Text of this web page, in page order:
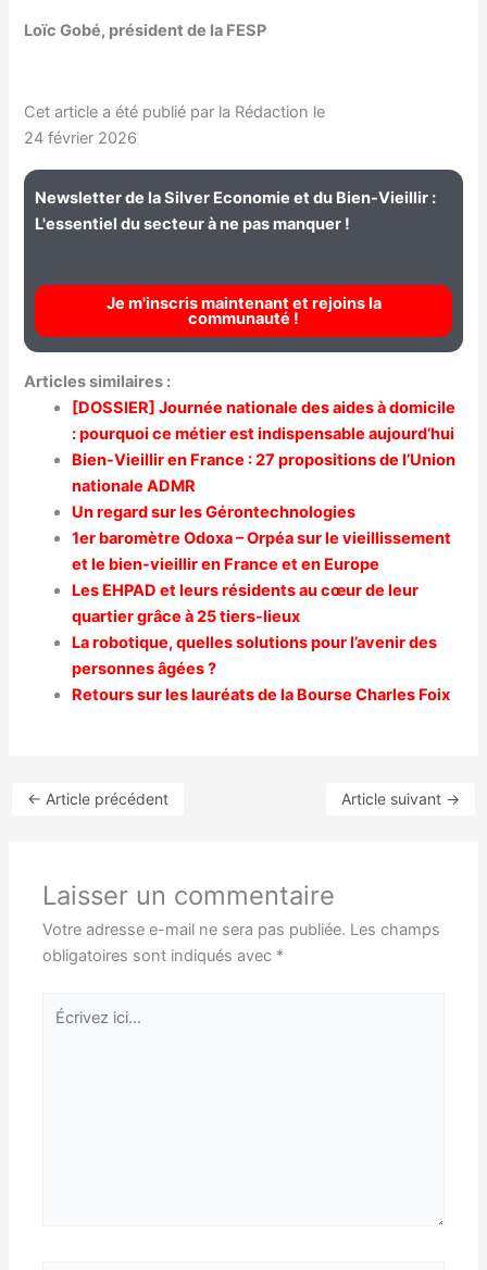
Loïc Gobé, président de la FESP
Cet article a été publié par la Rédaction le
24 février 2026
Newsletter de la Silver Economie et du Bien-Vieillir :
L'essentiel du secteur à ne pas manquer !
Je m'inscris maintenant et rejoins la
communauté !
Articles similaires :
[DOSSIER] Journée nationale des aides à domicile
: pourquoi ce métier est indispensable aujourd’hui
Bien-Vieillir en France : 27 propositions de l’Union
nationale ADMR
Un regard sur les Gérontechnologies
1er baromètre Odoxa – Orpéa sur le vieillissement
et le bien-vieillir en France et en Europe
Les EHPAD et leurs résidents au cœur de leur
quartier grâce à 25 tiers-lieux
La robotique, quelles solutions pour l’avenir des
personnes âgées ?
Retours sur les lauréats de la Bourse Charles Foix
← Article précédent Article suivant →
Laisser un commentaire
Votre adresse e-mail ne sera pas publiée. Les champs
obligatoires sont indiqués avec *
Écrivez